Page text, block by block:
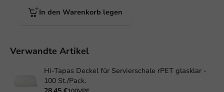
In den Warenkorb legen
Verwandte Artikel
Hi-Tapas Deckel für Servierschale rPET glasklar -
100 St./Pack.